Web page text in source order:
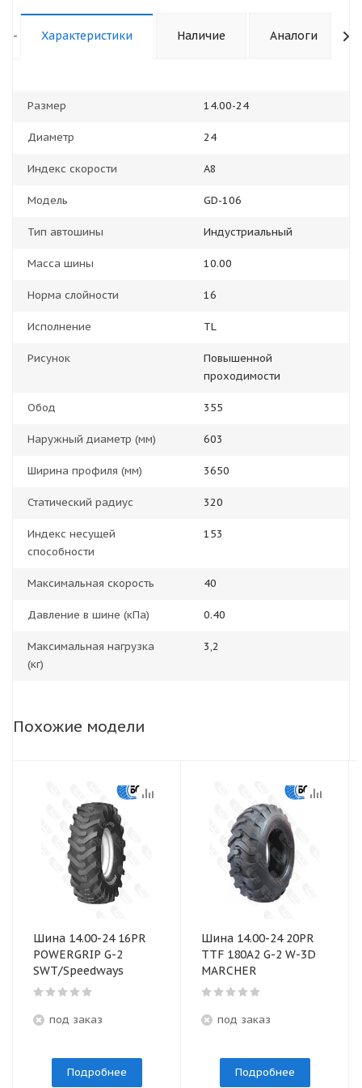
- Характеристики Наличие Аналоги
Размер 14.00-24
Диаметр 24
Индекс скорости A8
Модель GD-106
Тип автошины Индустриальный
Масса шины 10.00
Норма слойности 16
Исполнение TL
Рисунок
Повышенной
проходимости
Обод 355
Наружный диаметр (мм) 603
Ширина профиля (мм) 3650
Статический радиус 320
Индекс несущей
способности
153
Максимальная скорость 40
Давление в шине (кПа) 0.40
Максимальная нагрузка
(кг)
3,2
Похожие модели
Шина 14.00-24 16PR
POWERGRIP G-2
SWT/Speedways
под заказ
Подробнее
Шина 14.00-24 20PR
TTF 180A2 G-2 W-3D
MARCHER
под заказ
Подробнее